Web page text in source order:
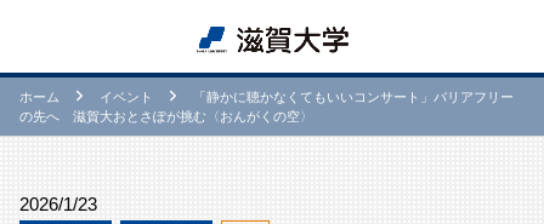
ホーム イベント
「静かに聴かなくてもいいコンサート」バリアフリー
の先へ 滋賀大おとさぽが挑む〈おんがくの空〉
2026/1/23